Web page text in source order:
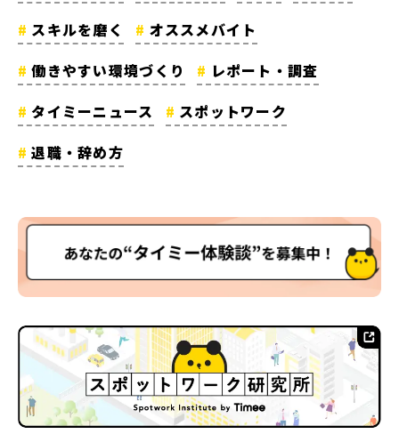
スキルを磨く
オススメバイト
働きやすい環境づくり
レポート・調査
タイミーニュース
スポットワーク
退職・辞め方